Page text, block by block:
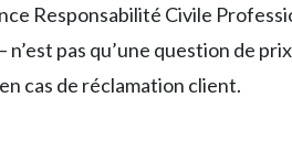
Responsabilité Civile
pas qu’une question de
cas de réclamation client.